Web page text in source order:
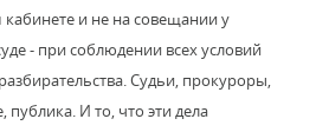
и не на совещании у
- при соблюдении всех условий
Судьи, прокуроры,
И то, что эти дела